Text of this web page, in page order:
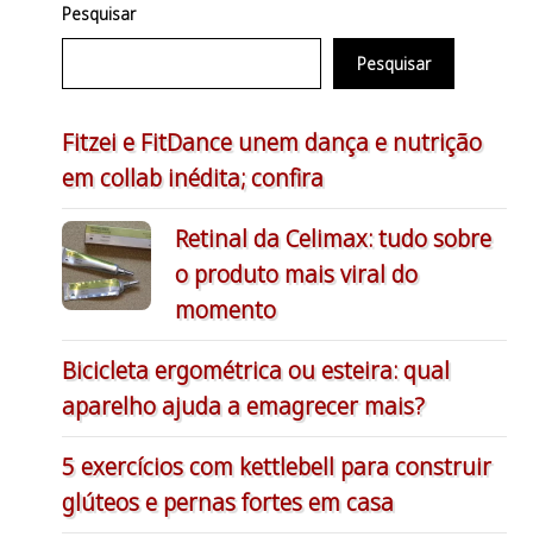
Pesquisar
Pesquisar
Fitzei e FitDance unem dança e nutrição
em collab inédita; confira
Retinal da Celimax: tudo sobre
o produto mais viral do
momento
Bicicleta ergométrica ou esteira: qual
aparelho ajuda a emagrecer mais?
5 exercícios com kettlebell para construir
glúteos e pernas fortes em casa